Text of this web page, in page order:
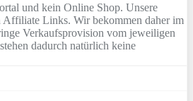
und kein Online Shop. Unsere
Affiliate Links. Wir bekommen daher im
Verkaufsprovision vom jeweiligen
dadurch natürlich keine